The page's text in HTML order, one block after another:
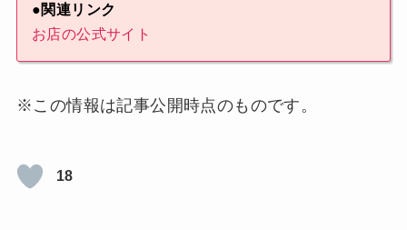
●関連リンク
お店の公式サイト
※この情報は記事公開時点のものです。
18